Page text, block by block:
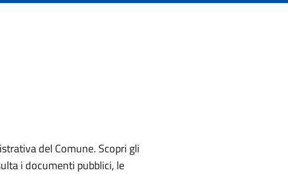
del Comune. Scopri gli
i documenti pubblici, le